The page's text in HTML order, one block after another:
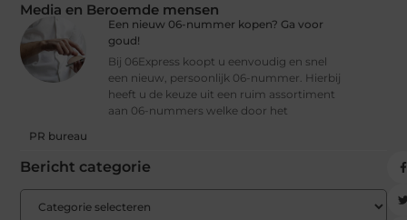
Media en Beroemde mensen
Een nieuw 06-nummer kopen? Ga voor
goud!
Bij 06Express koopt u eenvoudig en snel
een nieuw, persoonlijk 06-nummer. Hierbij
heeft u de keuze uit een ruim assortiment
aan 06-nummers welke door het
PR bureau
Bericht categorie